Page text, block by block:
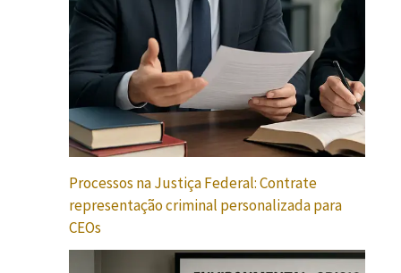
Processos na Justiça Federal: Contrate
representação criminal personalizada para
CEOs